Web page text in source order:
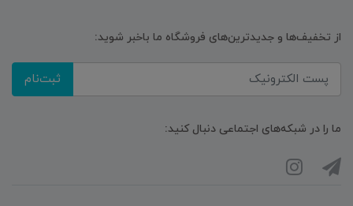
از تخفیف‌ها و جدیدترین‌های فروشگاه ما باخبر شوید:
ثبت‌نام
ما را در شبکه‌های اجتماعی دنبال کنید: